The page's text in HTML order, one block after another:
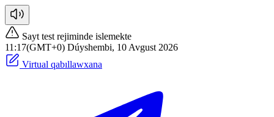
Sayt test rejiminde islemekte
11:17(GMT+0) Dúyshembi, 10 Avgust 2026
Virtual qabıllawxana